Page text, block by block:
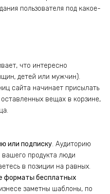
пользователя под какое-
что интересно
детей или мужчин).
сайта начинает присылать
вещах в корзине,
или подписку. Аудиторию
продукта люди
в позиции на равных.
форматы бесплатных
заметны шаблоны, по